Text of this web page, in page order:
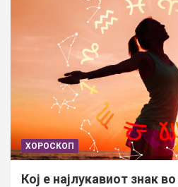
ХОРОСКОП
Кој е најлукавиот знак